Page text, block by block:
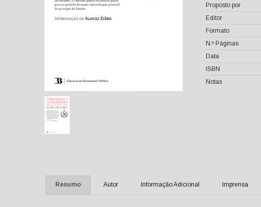
Proposto por
Editor
Formato
N.º Páginas
Data
ISBN
Notas
Resumo Autor Informação Adicional Imprensa